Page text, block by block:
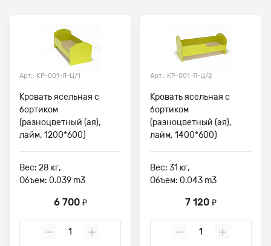
Арт.: КР-001-Я-Ц/1
Кровать ясельная с
бортиком
(разноцветный (ая),
лайм, 1200*600)
Вес: 28 кг,
Объем: 0.039 m3
6 700 ₽
Арт.: КР-001-Я-Ц/2
Кровать ясельная с
бортиком
(разноцветный (ая),
лайм, 1400*600)
Вес: 31 кг,
Объем: 0.043 m3
7 120 ₽